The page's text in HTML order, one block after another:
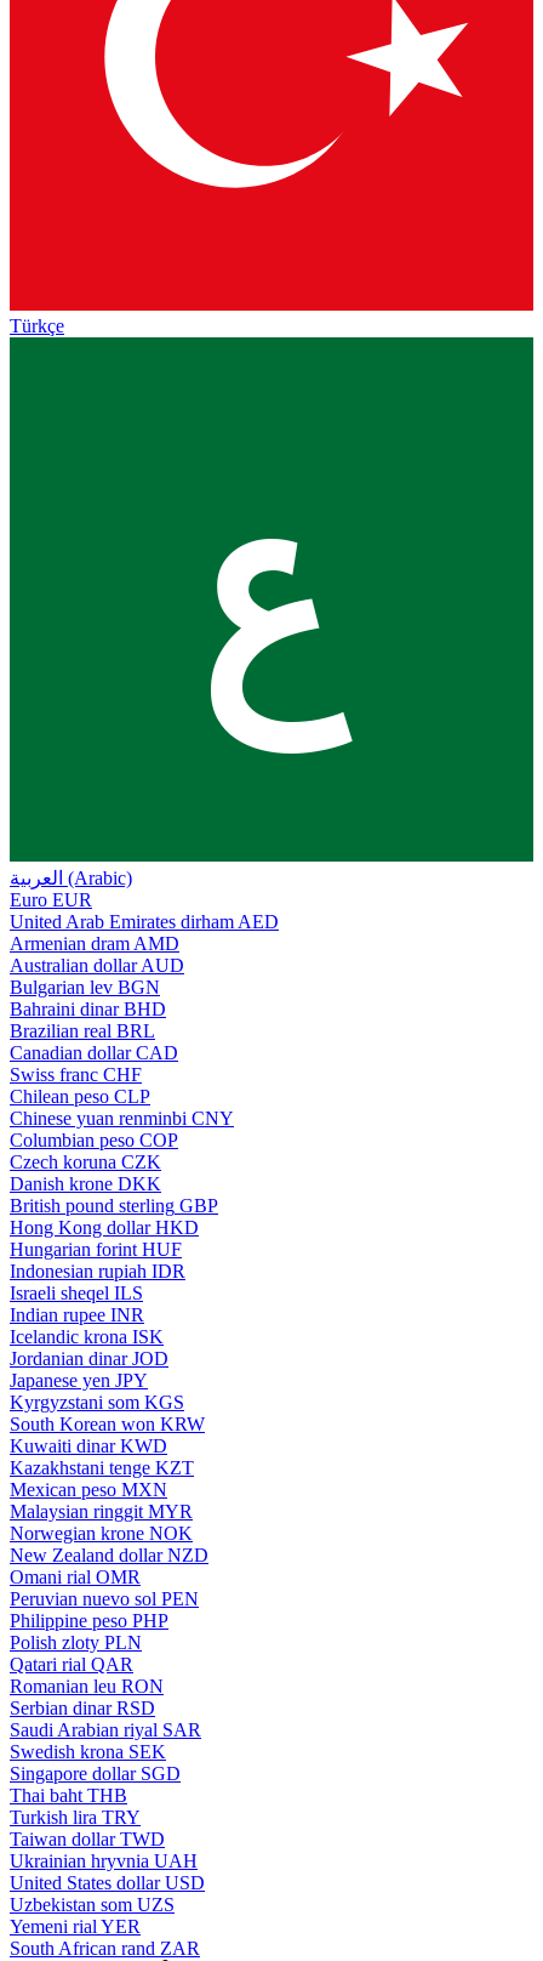
Türkçe
ع
العربية (Arabic)
Euro EUR
United Arab Emirates dirham AED
Armenian dram AMD
Australian dollar AUD
Bulgarian lev BGN
Bahraini dinar BHD
Brazilian real BRL
Canadian dollar CAD
Swiss franc CHF
Chilean peso CLP
Chinese yuan renminbi CNY
Columbian peso COP
Czech koruna CZK
Danish krone DKK
British pound sterling GBP
Hong Kong dollar HKD
Hungarian forint HUF
Indonesian rupiah IDR
Israeli sheqel ILS
Indian rupee INR
Icelandic krona ISK
Jordanian dinar JOD
Japanese yen JPY
Kyrgyzstani som KGS
South Korean won KRW
Kuwaiti dinar KWD
Kazakhstani tenge KZT
Mexican peso MXN
Malaysian ringgit MYR
Norwegian krone NOK
New Zealand dollar NZD
Omani rial OMR
Peruvian nuevo sol PEN
Philippine peso PHP
Polish zloty PLN
Qatari rial QAR
Romanian leu RON
Serbian dinar RSD
Saudi Arabian riyal SAR
Swedish krona SEK
Singapore dollar SGD
Thai baht THB
Turkish lira TRY
Taiwan dollar TWD
Ukrainian hryvnia UAH
United States dollar USD
Uzbekistan som UZS
Yemeni rial YER
South African rand ZAR